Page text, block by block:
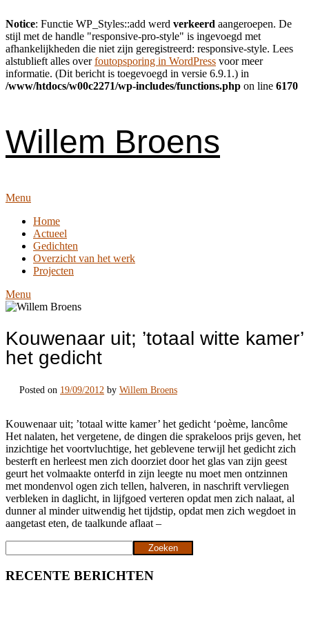
Notice: Functie WP_Styles::add werd verkeerd aangeroepen. De
stijl met de handle "responsive-pro-style" is ingevoegd met
afhankelijkheden die niet zijn geregistreerd: responsive-style. Lees
alstublieft alles overfoutopsporing in WordPress voor meer
informatie. (Dit bericht is toegevoegd in versie 6.9.1.) in
/www/htdocs/w00c2271/wp-includes/functions.php on line 6170
Willem Broens
Menu
Home
Actueel
Gedichten
Overzicht van het werk
Projecten
Menu
Kouwenaar uit; ’totaal witte kamer’
het gedicht
Posted on 19/09/2012 by Willem Broens
Kouwenaar uit; ’totaal witte kamer’ het gedicht ‘poème, lancôme
Het nalaten, het vergetene, de dingen die sprakeloos prijs geven, het
inzichtige het voortvluchtige, het geblevene terwijl het gedicht zich
besterft en herleest men zich doorziet door het glas van zijn geest
geurt het volmaakte onterfd in zijn leegte nu moet men ontzinnen
met mondenvol ogen zich tellen, halveren, in naschrift vervliegen
verbleken in daglicht, in lijfgoed verteren opdat men zich nalaat, al
dunner al minder uitwendig het tijdstip, opdat men zich wegdoet in
aangetast eten, de taalkunde aflaat –
Zoeken
RECENTE BERICHTEN